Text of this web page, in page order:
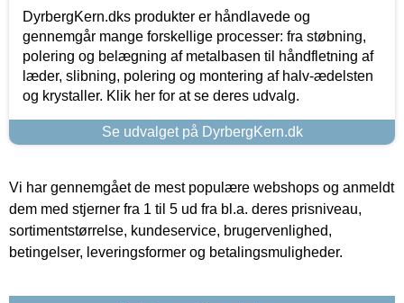
DyrbergKern.dks produkter er håndlavede og
gennemgår mange forskellige processer: fra støbning,
polering og belægning af metalbasen til håndfletning af
læder, slibning, polering og montering af halv-ædelsten
og krystaller. Klik her for at se deres udvalg.
Se udvalget på DyrbergKern.dk
Vi har gennemgået de mest populære webshops og anmeldt
dem med stjerner fra 1 til 5 ud fra bl.a. deres prisniveau,
sortimentstørrelse, kundeservice, brugervenlighed,
betingelser, leveringsformer og betalingsmuligheder.